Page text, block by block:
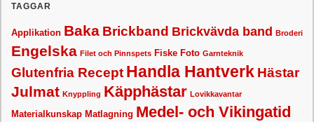
TAGGAR
Applikation Baka Brickband Brickvävda band Broderi
Engelska Filet och Pinnspets Fiske Foto Garnteknik
Glutenfria Recept Handla Hantverk Hästar
Julmat Knyppling Käpphästar Lovikkavantar
Materialkunskap Matlagning Medel- och Vikingatid